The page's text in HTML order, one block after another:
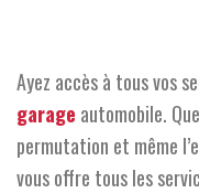
Ayez accès à tous vos
garage automobile.
permutation et même
vous offre tous les